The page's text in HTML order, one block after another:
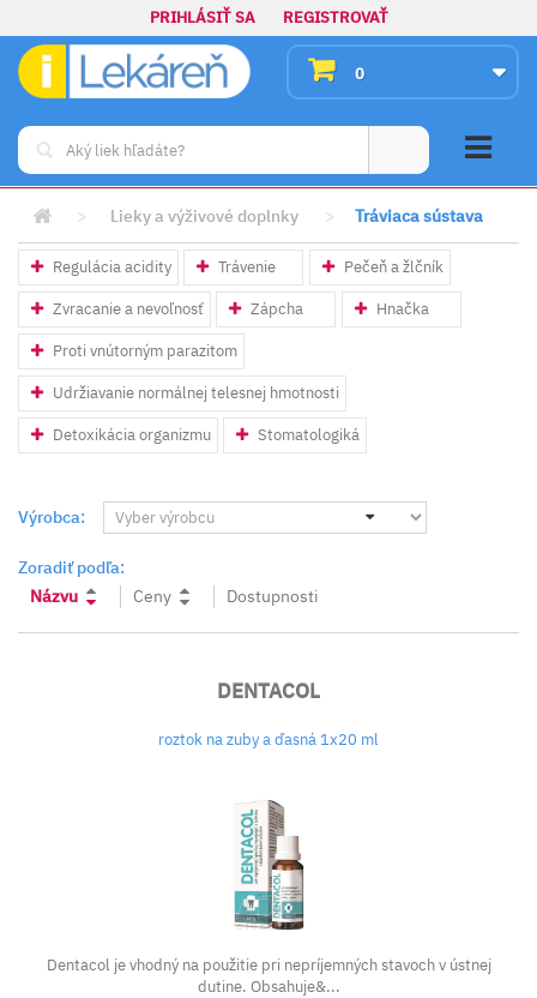
PRIHLÁSIŤ SA REGISTROVAŤ
0
> Lieky a výživové doplnky > Tráviaca sústava
Regulácia acidity Trávenie Pečeň a žlčník
Zvracanie a nevoľnosť Zápcha Hnačka
Proti vnútorným parazitom
Udržiavanie normálnej telesnej hmotnosti
Detoxikácia organizmu Stomatologiká
Výrobca:
Zoradiť podľa:
Názvu
Ceny Dostupnosti
DENTACOL
roztok na zuby a ďasná 1x20 ml
Dentacol je vhodný na použitie pri nepríjemných stavoch v ústnej
dutine. Obsahuje&...